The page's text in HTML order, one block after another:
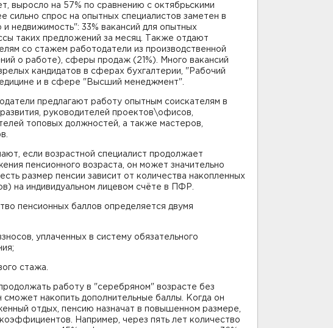
выросло на 57% по сравнению с октябрьскими
сильно спрос на опытных специалистов заметен в
недвижимость": 33% вакансий для опытных
таких предложений за месяц. Также отдают
со стажем работодатели из производственной
о работе), сферы продаж (21%). Много вакансий
кандидатов в сферах бухгалтерии, "Рабочий
и в сфере "Высший менеджмент".
предлагают работу опытным соискателям в
руководителей проектов\офисов,
топовых должностей, а также мастеров,
если возрастной специалист продолжает
пенсионного возраста, он может значительно
размер пенсии зависит от количества накопленных
на индивидуальном лицевом счёте в ПФР.
пенсионных баллов определяется двумя
уплаченных в систему обязательного
стажа.
работу в "серебряном" возрасте без
накопить дополнительные баллы. Когда он
отдых, пенсию назначат в повышенном размере,
Например, через пять лет количество